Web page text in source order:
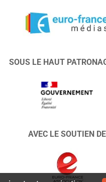
SOUS LE HAUT
AVEC LE SOUTIEN DE